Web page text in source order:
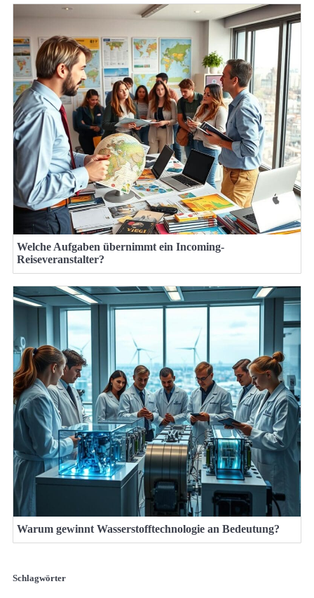
Welche Aufgaben übernimmt ein Incoming-
Reiseveranstalter?
Warum gewinnt Wasserstofftechnologie an Bedeutung?
Schlagwörter